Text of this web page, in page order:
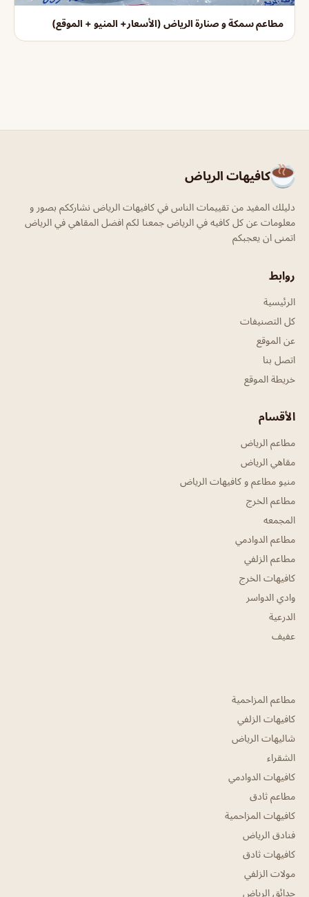
مطاعم سمكة و صنارة الرياض (الأسعار+ المنيو + الموقع)
كافيهات الرياض
دليلك المفيد من تقييمات الناس في كافيهات الرياض نشارككم بصور و
معلومات عن كل كافيه في الرياض جمعنا لكم افضل المقاهي في الرياض
اتمنى ان يعجبكم
روابط
الرئيسية
كل التصنيفات
عن الموقع
اتصل بنا
خريطة الموقع
الأقسام
مطاعم الرياض
مقاهي الرياض
منيو مطاعم و كافيهات الرياض
مطاعم الخرج
المجمعه
مطاعم الدوادمي
مطاعم الزلفي
كافيهات الخرج
وادي الدواسر
الدرعية
عفيف
مطاعم المزاحمية
كافيهات الزلفي
شاليهات الرياض
الشقراء
كافيهات الدوادمي
مطاعم ثادق
كافيهات المزاحمية
فنادق الرياض
كافيهات ثادق
مولات الزلفي
حدائق الرياض